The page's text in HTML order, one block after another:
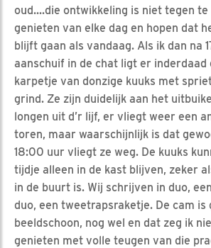
oud....die ontwikkeling is niet tegen te
genieten van elke dag en hopen dat
blijft gaan als vandaag. Als ik dan na
aanschuif in de chat ligt er inderdaad
karpetje van donzige kuuks met
grind. Ze zijn duidelijk aan het
longen uit d’r lijf, er vliegt weer een
toren, maar waarschijnlijk is dat
18:00 uur vliegt ze weg. De kuuks
tijdje alleen in de kast blijven, zeker
in de buurt is. Wij schrijven in duo,
duo, een tweetrapsraketje. De cam is
beeldschoon, nog wel en dat zeg ik
genieten met volle teugen van die